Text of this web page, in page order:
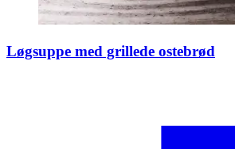
Løgsuppe med grillede ostebrød